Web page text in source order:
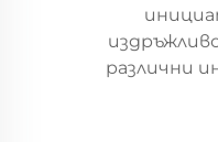
различни